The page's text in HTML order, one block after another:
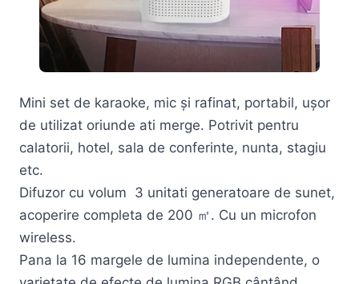
Mini set de karaoke, mic și rafinat, portabil, ușor
de utilizat oriunde ati merge. Potrivit pentru
calatorii, hotel, sala de conferinte, nunta, stagiu
etc.
Difuzor cu volum 3 unitati generatoare de sunet,
acoperire completa de 200 ㎡. Cu un microfon
wireless.
Pana la 16 margele de lumina independente, o